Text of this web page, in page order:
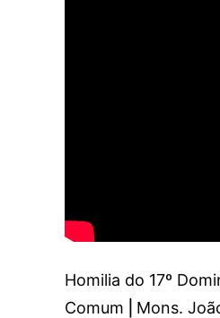
Homilia do 17º
Comum ⎜Mons.